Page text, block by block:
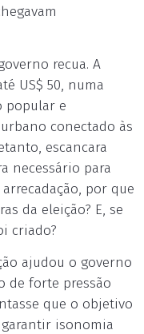
recua. A
US$ 50, numa
popular e
conectado às
escancara
necessário para
por que
da eleição? E, se
criado?
ajudou o governo
de forte pressão
que o objetivo
isonomia